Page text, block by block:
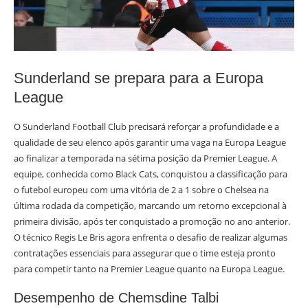
Sunderland se prepara para a Europa
League
O Sunderland Football Club precisará reforçar a profundidade e a
qualidade de seu elenco após garantir uma vaga na Europa League
ao finalizar a temporada na sétima posição da Premier League. A
equipe, conhecida como Black Cats, conquistou a classificação para
o futebol europeu com uma vitória de 2 a 1 sobre o Chelsea na
última rodada da competição, marcando um retorno excepcional à
primeira divisão, após ter conquistado a promoção no ano anterior.
O técnico Regis Le Bris agora enfrenta o desafio de realizar algumas
contratações essenciais para assegurar que o time esteja pronto
para competir tanto na Premier League quanto na Europa League.
Desempenho de Chemsdine Talbi